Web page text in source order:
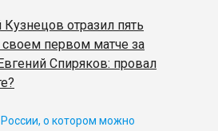
Кузнецов отразил пять
первом матче за
Спиряков: провал
о котором можно